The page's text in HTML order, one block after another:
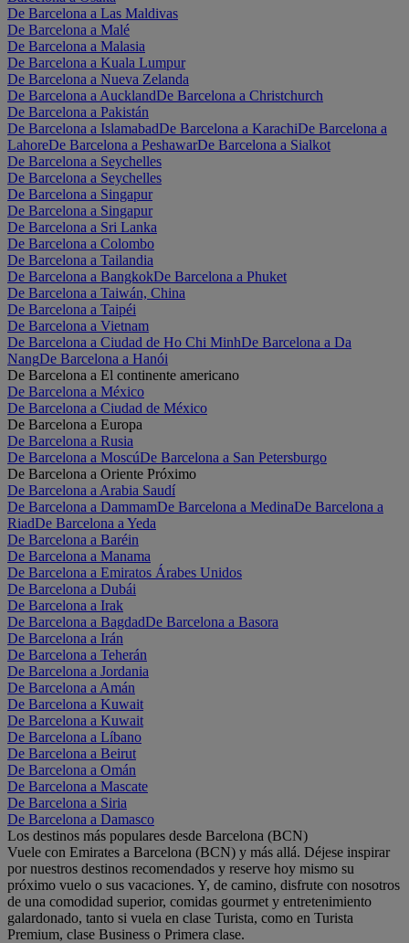
De Barcelona a Las Maldivas
De Barcelona a Malé
De Barcelona a Malasia
De Barcelona a Kuala Lumpur
De Barcelona a Nueva Zelanda
De Barcelona a AucklandDe Barcelona a Christchurch
De Barcelona a Pakistán
De Barcelona a IslamabadDe Barcelona a KarachiDe Barcelona a
LahoreDe Barcelona a PeshawarDe Barcelona a Sialkot
De Barcelona a Seychelles
De Barcelona a Seychelles
De Barcelona a Singapur
De Barcelona a Singapur
De Barcelona a Sri Lanka
De Barcelona a Colombo
De Barcelona a Tailandia
De Barcelona a BangkokDe Barcelona a Phuket
De Barcelona a Taiwán, China
De Barcelona a Taipéi
De Barcelona a Vietnam
De Barcelona a Ciudad de Ho Chi MinhDe Barcelona a Da
NangDe Barcelona a Hanói
De Barcelona a El continente americano
De Barcelona a México
De Barcelona a Ciudad de México
De Barcelona a Europa
De Barcelona a Rusia
De Barcelona a MoscúDe Barcelona a San Petersburgo
De Barcelona a Oriente Próximo
De Barcelona a Arabia Saudí
De Barcelona a DammamDe Barcelona a MedinaDe Barcelona a
RiadDe Barcelona a Yeda
De Barcelona a Baréin
De Barcelona a Manama
De Barcelona a Emiratos Árabes Unidos
De Barcelona a Dubái
De Barcelona a Irak
De Barcelona a BagdadDe Barcelona a Basora
De Barcelona a Irán
De Barcelona a Teherán
De Barcelona a Jordania
De Barcelona a Amán
De Barcelona a Kuwait
De Barcelona a Kuwait
De Barcelona a Líbano
De Barcelona a Beirut
De Barcelona a Omán
De Barcelona a Mascate
De Barcelona a Siria
De Barcelona a Damasco
Los destinos más populares desde Barcelona (BCN)
Vuele con Emirates a Barcelona (BCN) y más allá. Déjese inspirar
por nuestros destinos recomendados y reserve hoy mismo su
próximo vuelo o sus vacaciones. Y, de camino, disfrute con nosotros
de una comodidad superior, comidas gourmet y entretenimiento
galardonado, tanto si vuela en clase Turista, como en Turista
Premium, clase Business o Primera clase.